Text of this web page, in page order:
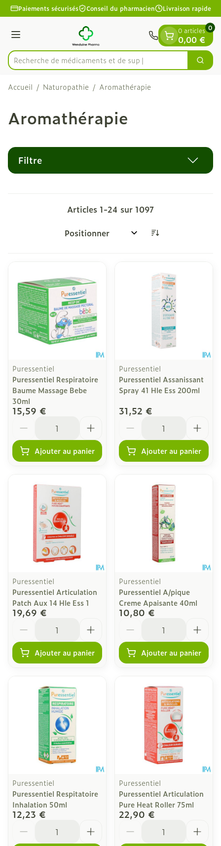
Aller au contenu
1 de 1
Paiements sécurisés Conseil du pharmacien Livraison rapide
Menu
Rechercher
Recherche de m
0 articles
0,00 €
0
Accueil / Naturopathie / Aromathérapie
Aromathérapie
Filtre
Articles 1-24 sur 1097
Trier par:
Puressentiel
Puressentiel Respiratoire
Baume Massage Bebe
30ml
15,59 €
Ajouter au panier
Puressentiel
Puressentiel Assanissant
Spray 41 Hle Ess 200ml
31,52 €
Ajouter au panier
Puressentiel
Puressentiel Articulation
Patch Aux 14 Hle Ess 1
19,69 €
Ajouter au panier
Puressentiel
Puressentiel A/pique
Creme Apaisante 40ml
10,80 €
Ajouter au panier
Puressentiel
Puressentiel Respitatoire
Inhalation 50ml
12,23 €
Puressentiel
Puressentiel Articulation
Pure Heat Roller 75ml
22,90 €